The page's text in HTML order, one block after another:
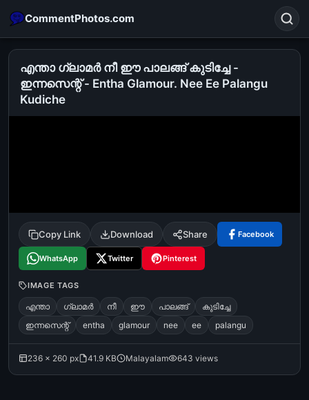
CommentPhotos.com
എന്താ ഗ്ലാമര്‍ നീ ഈ പാലങ്ങ് കുടിച്ചേ -
ഇന്നസെന്റ് - Entha Glamour. Nee Ee Palangu
Kudiche
Copy Link Download Share Facebook
WhatsApp Twitter Pinterest
IMAGE TAGS
എന്താ ഗ്ലാമര്‍ നീ ഈ പാലങ്ങ്
കുടിച്ചേ
ഇന്നസെന്റ്
entha glamour nee ee palangu
236 × 260 px 41.9 KB Malayalam 643 views